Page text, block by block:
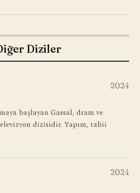
Diziler
2024
başlayan Gassal, dram ve
dizisidir. Yapım, tabii
2024